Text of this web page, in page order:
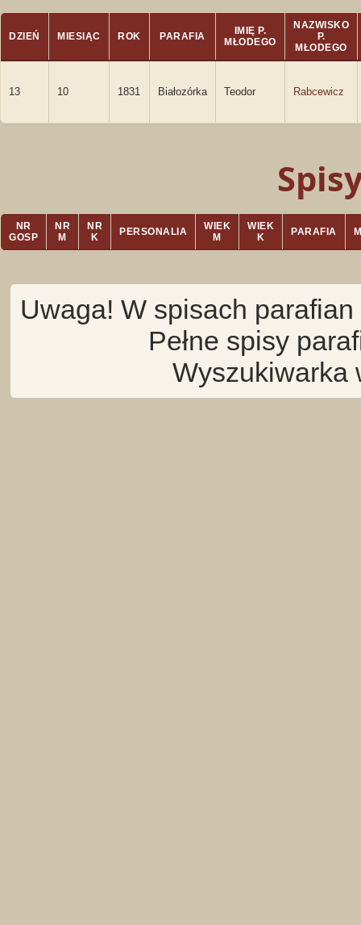
DZIEŃ MIESIĄC ROK PARAFIA
IMIĘ P.
MŁODEGO
NAZWISKO
P.
MŁODEGO
13 10 1831 Białozórka Teodor Rabcewicz
NR
GOSP
NR
M
NR
K
PERSONALIA
WIEK
M
WIEK
K
PARAFIA
Uwaga! W spisach
Pełne spisy
Wyszukiwarka